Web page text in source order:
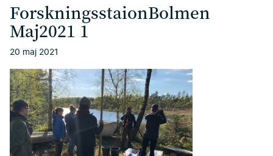
ForskningsstaionBolmen
Maj2021 1
20 maj 2021